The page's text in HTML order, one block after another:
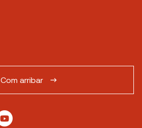
Com arribar